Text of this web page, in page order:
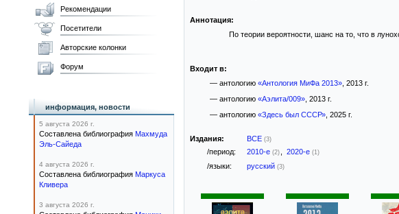
Аннотация:
По теории вероятности, шанс на то, что в
Входит в:
— антологию «Антология МиФа 2013», 2013 г.
— антологию «Аэлита/009», 2013 г.
— антологию «Здесь был СССР», 2025 г.
Издания: ВСЕ (3)
/период: 2010-е (2) 2020-е (1)
/языки: русский (3)
Рекомендации
Посетители
Авторские колонки
Форум
информация, новости
5 августа 2026 г.
Составлена библиография Махмуда
Эль-Сайеда
4 августа 2026 г.
Составлена библиография Маркуса
Кливера
3 августа 2026 г.